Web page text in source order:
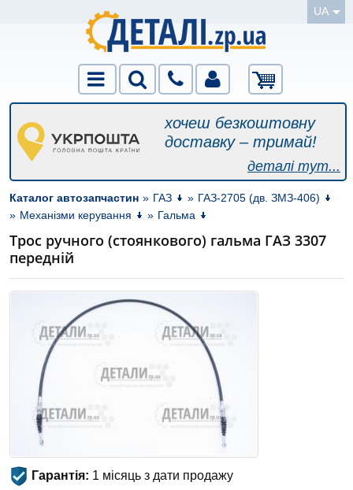
UA
хочеш безкоштовну
доставку – тримай!
деталі тут...
Каталог автозапчастин » ГАЗ » ГАЗ-2705 (дв. ЗМЗ-406)
» Механізми керування » Гальма
Трос ручного (стоянкового) гальма ГАЗ 3307
передній
Гарантія: 1 місяць з дати продажу